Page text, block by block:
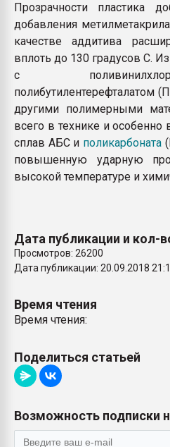
Прозрачности пластика
добавления
качестве аддитива
вплоть до 130 градусов С.
с
полибутилентерефталатом
другими полимерными
всего в технике и
сплав АБС и поликарбоната
повышенную ударную
высокой температуре и
Дата публикации и кол-
Просмотров: 26200
Дата публикации: 20.09.2018
Время чтения
Время чтения:
Поделиться статьей
Возможность подписки